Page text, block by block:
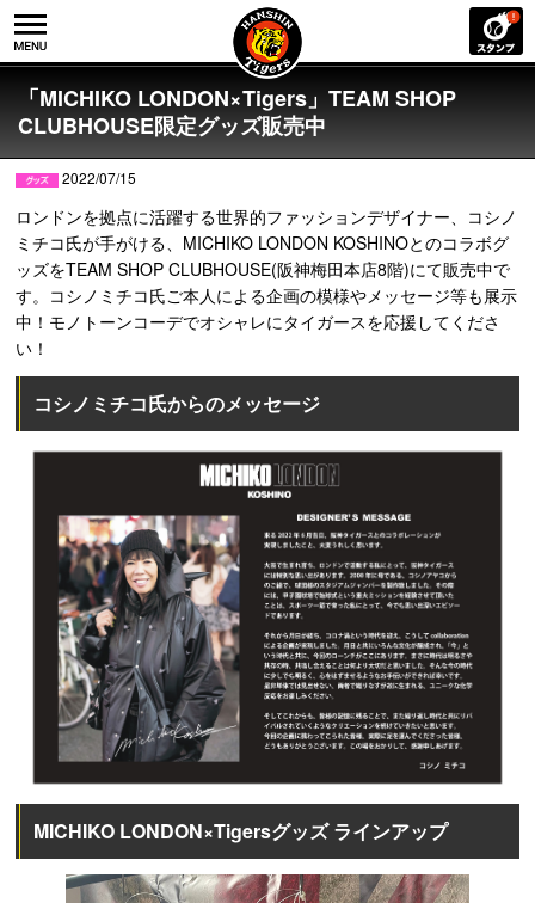
「MICHIKO LONDON×Tigers」TEAM SHOP
CLUBHOUSE限定グッズ販売中
2022/07/15
ロンドンを拠点に活躍する世界的ファッションデザイナー、コシノ
ミチコ氏が手がける、MICHIKO LONDON KOSHINOとのコラボグ
ッズをTEAM SHOP CLUBHOUSE(阪神梅田本店8階)にて販売中で
す。コシノミチコ氏ご本人による企画の模様やメッセージ等も展示
中！モノトーンコーデでオシャレにタイガースを応援してくださ
い！
コシノミチコ氏からのメッセージ
MICHIKO LONDON×Tigersグッズ ラインアップ